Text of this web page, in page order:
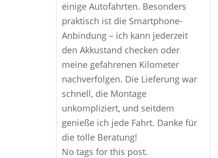
einige Autofahrten. Besonders
praktisch ist die Smartphone-
Anbindung – ich kann jederzeit
den Akkustand checken oder
meine gefahrenen Kilometer
nachverfolgen. Die Lieferung war
schnell, die Montage
unkompliziert, und seitdem
genieße ich jede Fahrt. Danke für
die tolle Beratung!
No tags for this post.